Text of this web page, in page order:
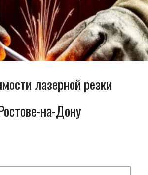
лазерной резки
на-Дону